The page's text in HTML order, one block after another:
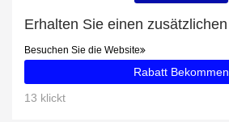
Besuchen Sie die Website
Rabatt Bekommen
13 klickt